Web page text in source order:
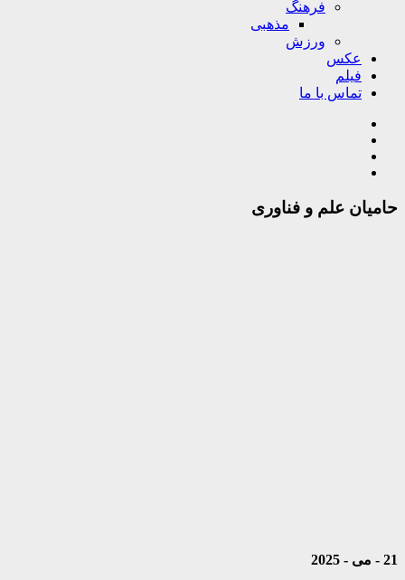
فرهنگ
مذهبی
ورزش
عکس
فیلم
تماس با ما
حامیان علم و فناوری
21 - می - 2025